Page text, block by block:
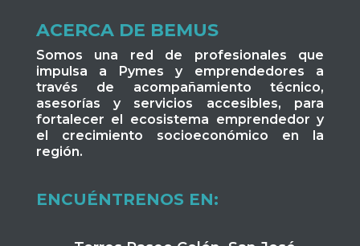
ACERCA DE BEMUS
Somos una red de profesionales que
impulsa a Pymes y emprendedores a
través de acompañamiento técnico,
asesorías y servicios accesibles, para
fortalecer el ecosistema emprendedor y
el crecimiento socioeconómico en la
región.
ENCUÉNTRENOS EN: